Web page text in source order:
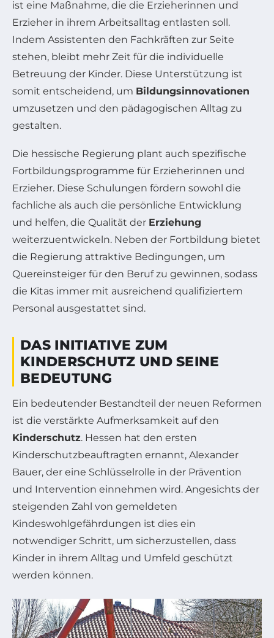
ist eine Maßnahme, die die Erzieherinnen und
Erzieher in ihrem Arbeitsalltag entlasten soll.
Indem Assistenten den Fachkräften zur Seite
stehen, bleibt mehr Zeit für die individuelle
Betreuung der Kinder. Diese Unterstützung ist
somit entscheidend, um Bildungsinnovationen
umzusetzen und den pädagogischen Alltag zu
gestalten.
Die hessische Regierung plant auch spezifische
Fortbildungsprogramme für Erzieherinnen und
Erzieher. Diese Schulungen fördern sowohl die
fachliche als auch die persönliche Entwicklung
und helfen, die Qualität der Erziehung
weiterzuentwickeln. Neben der Fortbildung bietet
die Regierung attraktive Bedingungen, um
Quereinsteiger für den Beruf zu gewinnen, sodass
die Kitas immer mit ausreichend qualifiziertem
Personal ausgestattet sind.
DAS INITIATIVE ZUM
KINDERSCHUTZ UND SEINE
BEDEUTUNG
Ein bedeutender Bestandteil der neuen Reformen
ist die verstärkte Aufmerksamkeit auf den
Kinderschutz. Hessen hat den ersten
Kinderschutzbeauftragten ernannt, Alexander
Bauer, der eine Schlüsselrolle in der Prävention
und Intervention einnehmen wird. Angesichts der
steigenden Zahl von gemeldeten
Kindeswohlgefährdungen ist dies ein
notwendiger Schritt, um sicherzustellen, dass
Kinder in ihrem Alltag und Umfeld geschützt
werden können.